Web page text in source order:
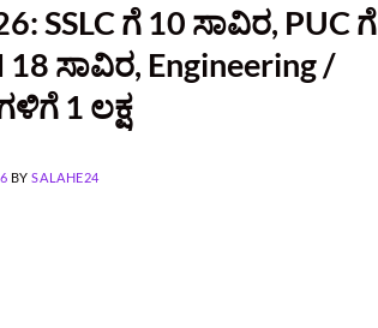
SSLC ಗೆ 10 ಸಾವಿರ, PUC ಗೆ
ಸಾವಿರ, Engineering /
1 ಲಕ್ಷ
BYSALAHE24